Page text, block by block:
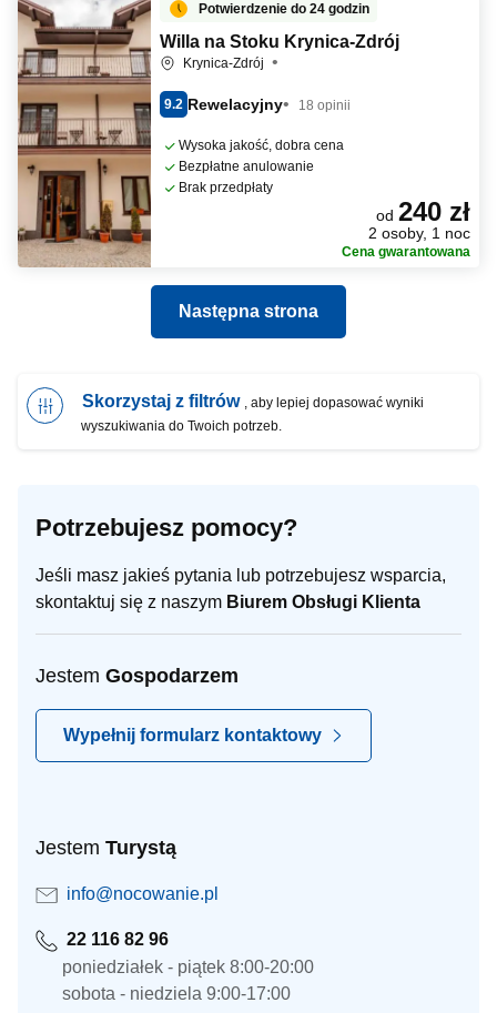
Potwierdzenie do 24 godzin
Willa na Stoku Krynica-Zdrój
Krynica-Zdrój
9.2 Rewelacyjny 18 opinii
Wysoka jakość, dobra cena
Bezpłatne anulowanie
Brak przedpłaty
od 240 zł
2 osoby, 1 noc
Cena gwarantowana
Następna strona
Skorzystaj z filtrów , aby lepiej dopasować wyniki
wyszukiwania do Twoich potrzeb.
Potrzebujesz pomocy?
Jeśli masz jakieś pytania lub potrzebujesz wsparcia,
skontaktuj się z naszym Biurem Obsługi Klienta
Jestem Gospodarzem
Wypełnij formularz kontaktowy
Jestem Turystą
info@nocowanie.pl
22 116 82 96
poniedziałek - piątek 8:00-20:00
sobota - niedziela 9:00-17:00